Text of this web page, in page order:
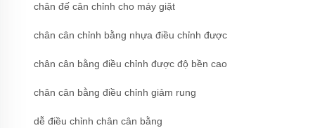
chân đế cân chỉnh cho máy giặt
chân cân chỉnh bằng nhựa điều chỉnh được
chân cân bằng điều chỉnh được độ bền cao
chân cân bằng điều chỉnh giảm rung
dễ điều chỉnh chân cân bằng